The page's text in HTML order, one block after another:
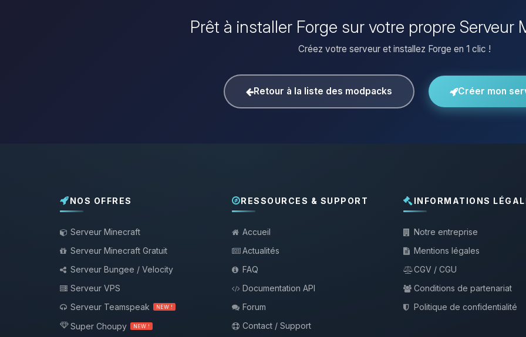
Prêt à installer Forge sur votre propre Serveur
Créez votre serveur et installez Forge en 1 clic !
Retour à la liste des modpacks Créer mon
NOS OFFRES
Serveur Minecraft
Serveur Minecraft Gratuit
Serveur Bungee / Velocity
Serveur VPS
Serveur Teamspeak
NEW !
Super Choupy NEW !
RESSOURCES & SUPPORT
Accueil
Actualités
FAQ
Documentation API
Forum
Contact / Support
INFORMATIONS
Notre entreprise
Mentions légales
CGV / CGU
Conditions de partenariat
Politique de confidentialité